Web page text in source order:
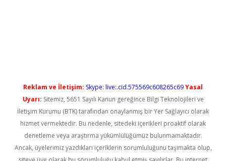
Reklam ve İletişim: Skype: live:.cid.575569c608265c69Yasal
Uyarı: Sitemiz, 5651 Sayılı Kanun gereğince Bilgi Teknolojileri ve
İletişim Kurumu (BTK) tarafından onaylanmış bir Yer Sağlayıcı olarak
hizmet vermektedir. Bu nedenle, sitedeki içerikleri proaktif olarak
denetleme veya araştırma yükümlülüğümüz bulunmamaktadır.
Ancak, üyelerimiz yazdıkları içeriklerin sorumluluğunu taşımakta olup,